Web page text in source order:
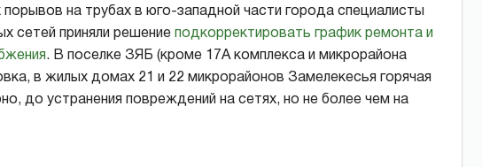
на трубах в юго-западной части города специалисты
сетей приняли решение подкорректировать график ремонта и
. В поселке ЗЯБ (кроме 17А комплекса и микрорайона
в жилых домах 21 и 22 микрорайонов Замелекесья горячая
до устранения повреждений на сетях, но не более чем на